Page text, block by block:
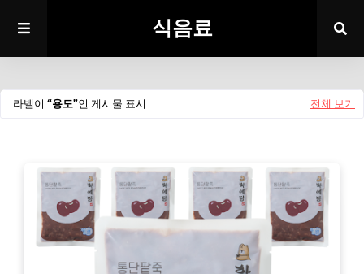
식음료
라벨이 용도 인 게시물 표시 전체 보기